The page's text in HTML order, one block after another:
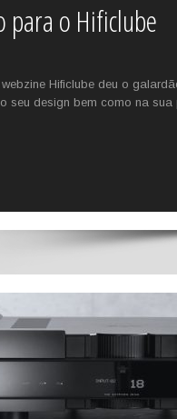
para o Hificlube
webzine Hificlube deu o
seu design bem como na sua